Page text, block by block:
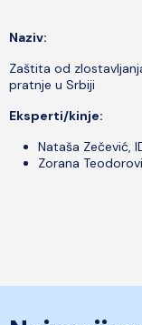
Naziv:
Zaštita od
pratnje u Srbiji
Eksperti/kinje:
Nataša Zečević,
Zorana